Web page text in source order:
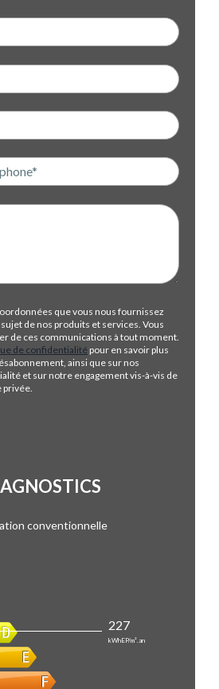
que vous nous fournissez
de nos produits et services. Vous
de ces communications à tout moment.
de confidentialité pour en savoir plus
ainsi que sur nos
et sur notre engagement vis-à-vis de
privée.
conventionnelle
227
kWhEP/m².an